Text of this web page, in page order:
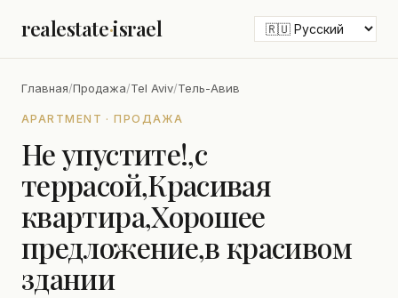
realestate·israel
Главная/Продажа/Tel Aviv/Тель-Авив
APARTMENT · ПРОДАЖА
Не упустите!,с
террасой,Красивая
квартира,Хорошее
предложение,в красивом
здании